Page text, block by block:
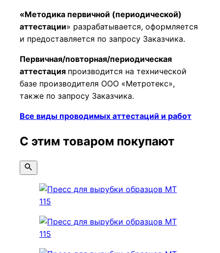
«Методика первичной (периодической)
аттестации» разрабатывается, оформляется
и предоставляется по запросу Заказчика.
Первичная/повторная/периодическая
аттестация производится на технической
базе производителя ООО «Метротекс»,
также по запросу Заказчика.
Все виды проводимых аттестаций и работ
С этим товаром покупают